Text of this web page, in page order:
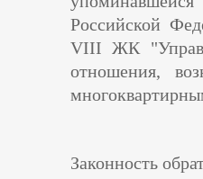
Российской
VIII ЖК
отношения,
Законность